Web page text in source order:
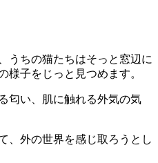
うちの猫たちはそっと窓辺に
様子をじっと見つめます。
匂い、肌に触れる外気の気
、外の世界を感じ取ろうとし